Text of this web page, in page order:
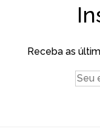
Receba as